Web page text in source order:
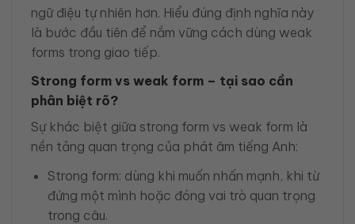
ngữ điệu tự nhiên hơn. Hiểu đúng định nghĩa này
là bước đầu tiên để nắm vững cách dùng weak
forms trong giao tiếp.
Strong form vs weak form – tại sao cần
phân biệt rõ?
Sự khác biệt giữa strong form vs weak form là
nền tảng quan trọng của phát âm tiếng Anh:
Strong form: dùng khi muốn nhấn mạnh, khi từ
đứng một mình hoặc đóng vai trò quan trọng
trong câu.